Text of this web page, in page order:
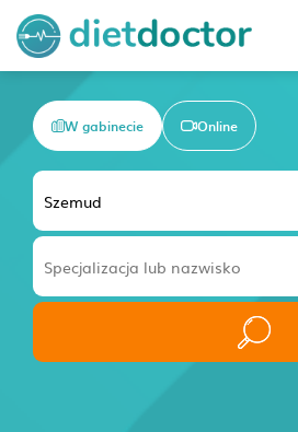
W gabinecie Online